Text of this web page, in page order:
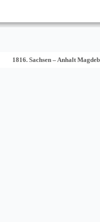
1816. Sachsen – Anhalt